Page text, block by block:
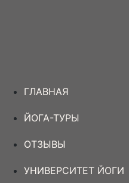
ГЛАВНАЯ
ЙОГА-ТУРЫ
ОТЗЫВЫ
УНИВЕРСИТЕТ ЙОГИ